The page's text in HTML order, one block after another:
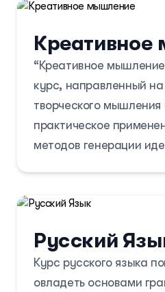
навыки
“Креативное
курс, направленный на
творческого мышления
практическое
методов генерации
упражнения, которые
Курс постепенно
различными техниками
оценки идей, начиная с
Русский
Курс русского языка
овладеть основами